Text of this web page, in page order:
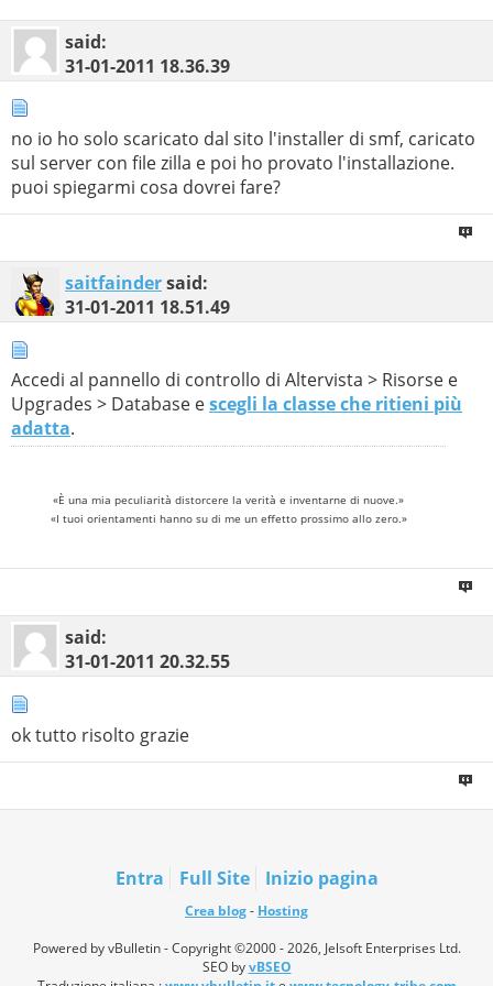
said:
31-01-2011 18.36.39
no io ho solo scaricato dal sito l'installer di smf, caricato
sul server con file zilla e poi ho provato l'installazione.
puoi spiegarmi cosa dovrei fare?
saitfaindersaid:
31-01-2011 18.51.49
Accedi al pannello di controllo di Altervista > Risorse e
Upgrades > Database escegli la classe che ritieni più
adatta.
«È una mia peculiarità distorcere la verità e inventarne di nuove.»
«I tuoi orientamenti hanno su di me un effetto prossimo allo zero.»
said:
31-01-2011 20.32.55
ok tutto risolto grazie
Entra Full Site Inizio pagina
Crea blog- Hosting
Powered by vBulletin - Copyright ©2000 - 2026, Jelsoft Enterprises Ltd.
SEO byvBSEO